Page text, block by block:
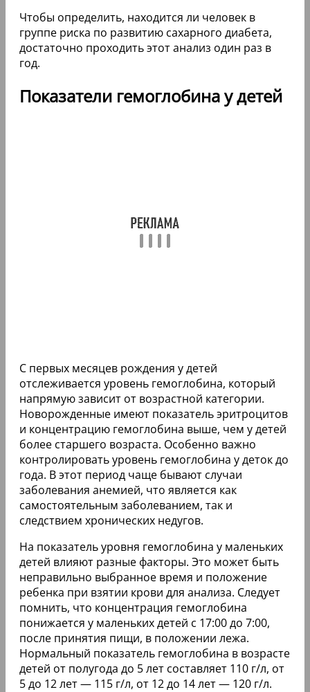
Чтобы определить, находится ли человек в
группе риска по развитию сахарного диабета,
достаточно проходить этот анализ один раз в
год.
Показатели гемоглобина у детей
С первых месяцев рождения у детей
отслеживается уровень гемоглобина, который
напрямую зависит от возрастной категории.
Новорожденные имеют показатель эритроцитов
и концентрацию гемоглобина выше, чем у детей
более старшего возраста. Особенно важно
контролировать уровень гемоглобина у деток до
года. В этот период чаще бывают случаи
заболевания анемией, что является как
самостоятельным заболеванием, так и
следствием хронических недугов.
На показатель уровня гемоглобина у маленьких
детей влияют разные факторы. Это может быть
неправильно выбранное время и положение
ребенка при взятии крови для анализа. Следует
помнить, что концентрация гемоглобина
понижается у маленьких детей с 17:00 до 7:00,
после принятия пищи, в положении лежа.
Нормальный показатель гемоглобина в возрасте
детей от полугода до 5 лет составляет 110 г/л, от
5 до 12 лет — 115 г/л, от 12 до 14 лет — 120 г/л.